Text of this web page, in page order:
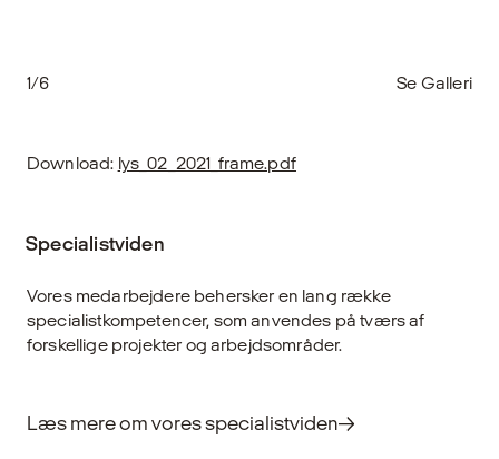
1/6 Se Galleri
Download: lys_02_2021_frame.pdf
Specialistviden
Vores medarbejdere behersker en lang række
specialistkompetencer, som anvendes på tværs af
forskellige projekter og arbejdsområder.
Læs mere om vores specialistviden